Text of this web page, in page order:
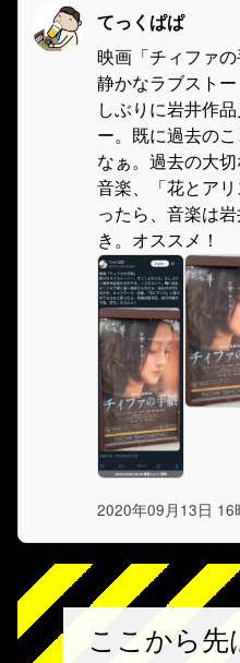
てっくぱぱ
映画「チィファの
静かなラブスト
しぶりに岩井作
ー。既に過去の
なぁ。過去の大切
音楽、「花とア
ったら、音楽は
き。オススメ！
2020年09月13日 16
ここから先